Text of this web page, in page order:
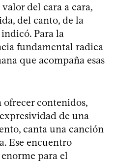
del cara a cara,
del canto, de la
indicó. Para la
fundamental radica
que acompaña esas
ofrecer contenidos,
de una
canta una canción
Ese encuentro
para el